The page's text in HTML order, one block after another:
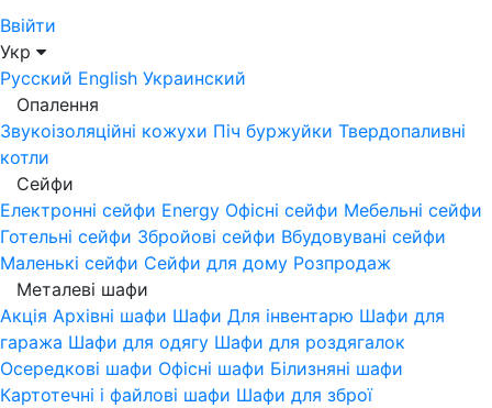
Ввійти
Укр
Русский English Украинский
Опалення
Звукоізоляційні кожухи Піч буржуйки Твердопаливні
котли
Сейфи
Електронні сейфи Energy Офісні сейфи Мебельні сейфи
Готельні сейфи Збройові сейфи Вбудовувані сейфи
Маленькі сейфи Сейфи для дому Розпродаж
Металеві шафи
Акція Архівні шафи Шафи Для інвентарю Шафи для
гаража Шафи для одягу Шафи для роздягалок
Осередкові шафи Офісні шафи Білизняні шафи
Картотечні і файлові шафи Шафи для зброї